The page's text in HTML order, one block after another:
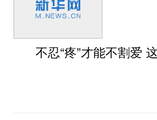
不忍“疼”才能不割爱